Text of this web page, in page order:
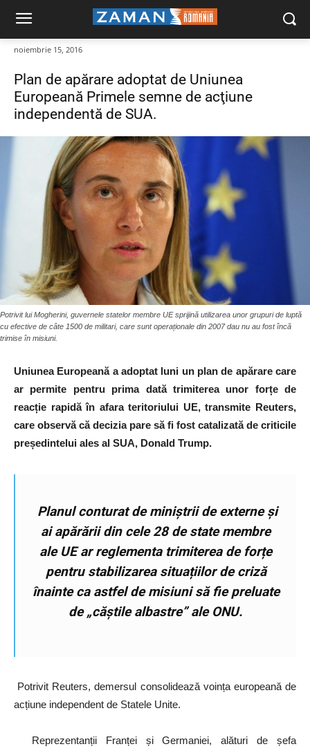
noiembrie 15, 2016
Plan de apărare adoptat de Uniunea
Europeană Primele semne de acţiune
independentă de SUA.
Potrivit lui Mogherini, guvernele statelor membre UE sprijină utilizarea unor grupuri de luptă
cu efective de câte 1500 de militari, care sunt operaționale din 2007 dau nu au fost încă
trimise în misiuni.
Uniunea Europeană a adoptat luni un plan de apărare care
ar permite pentru prima dată trimiterea unor forțe de
reacție rapidă în afara teritoriului UE, transmite Reuters,
care observă că decizia pare să fi fost catalizată de criticile
președintelui ales al SUA, Donald Trump.
Planul conturat de miniștrii de externe și
ai apărării din cele 28 de state membre
ale UE ar reglementa trimiterea de forțe
pentru stabilizarea situațiilor de criză
înainte ca astfel de misiuni să fie preluate
de „căștile albastre” ale ONU.
Potrivit Reuters, demersul consolidează voința europeană de
acțiune independent de Statele Unite.
Reprezentanții Franței și Germaniei, alături de șefa